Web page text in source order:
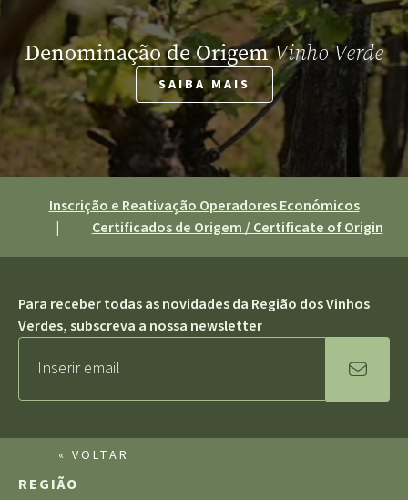
Denominação de OrigemVinho Verde
SAIBA MAIS
Inscrição e Reativação Operadores Económicos
|
Certificados de Origem / Certificate of Origin
Para receber todas as novidades da Região dos Vinhos
Verdes, subscreva a nossa newsletter
« VOLTAR
REGIÃO